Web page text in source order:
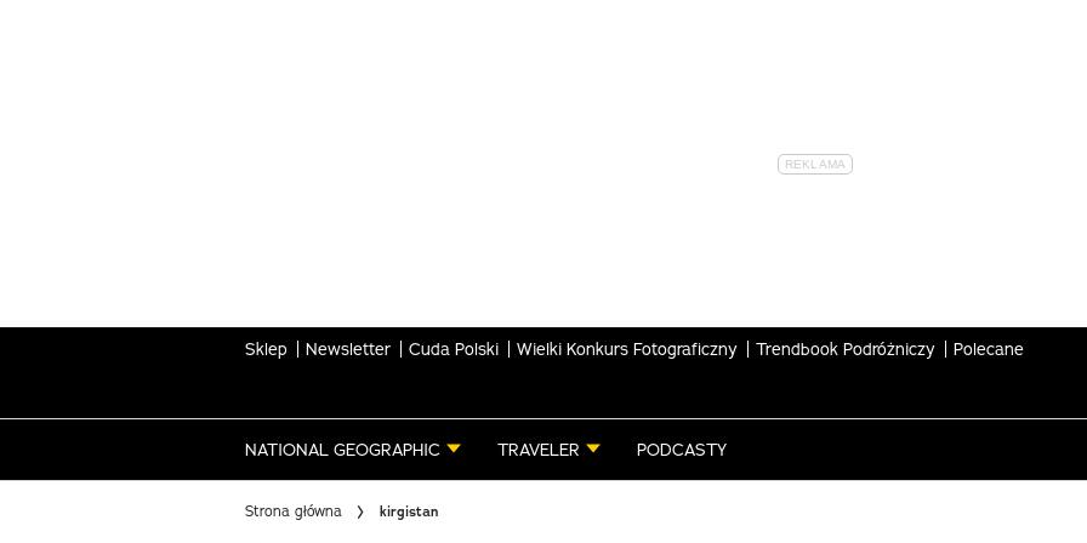
Sklep Newsletter Cuda Polski Wielki Konkurs Fotograficzny Trendbook Podróżniczy Polecane
NATIONAL GEOGRAPHIC TRAVELER PODCASTY
Strona główna kirgistan